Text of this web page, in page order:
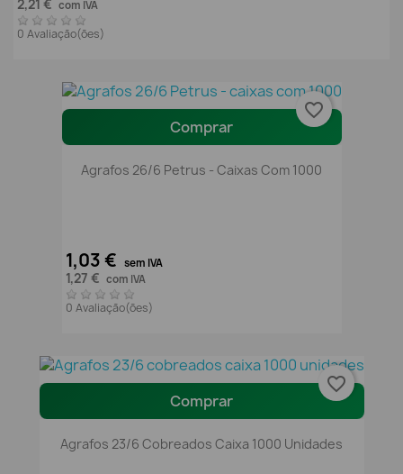
2,21 € com IVA
0 Avaliação(ões)
Comprar
Agrafos 26/6 Petrus - Caixas Com 1000
1,03 € sem IVA
1,27 € com IVA
0 Avaliação(ões)
favorite_border
Comprar
Agrafos 23/6 Cobreados Caixa 1000 Unidades
favorite_border